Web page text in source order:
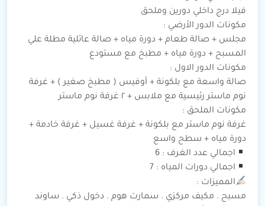
فيلا درج داخلي دورين وملحق
مكونات الدور الأرضي :
مجلس + صالة طعام + دورة مياه + صالة عائلية مطلة علي
المسبح + دورة مياه + مطبخ مع مستودع
مكونات الدور الاول :
صالة واسعة مع بلكونة + أوفيس ( مطبخ صغير ) + غرفة
نوم ماستر رئيسية مع ملابس + ٢ غرفة نوم ماستر
مكونات الملحق :
غرفة نوم ماستر مع بلكونة + غرفة غسيل + غرفة خادمة +
دورة مياه + سطح واسع
اجمالي عدد الغرف : 6
اجمالي دورات المياه : 7
المميزات :
مسبح . مكيف مركزي . سمارت هوم . دخول ذكي . ساوند